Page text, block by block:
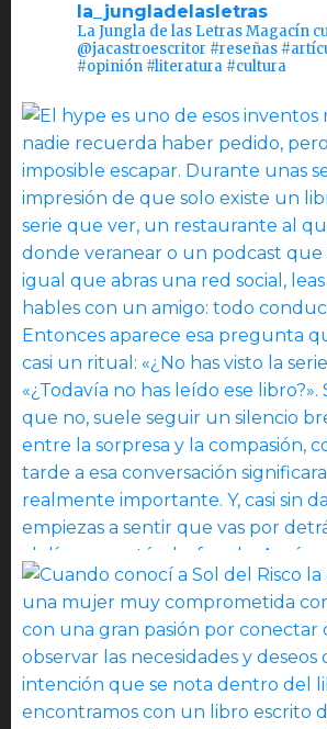
la_jungladelasletras
La Jungla de las Letras Magacín
@jacastroescritor #reseñas
#opinión #literatura #cultura